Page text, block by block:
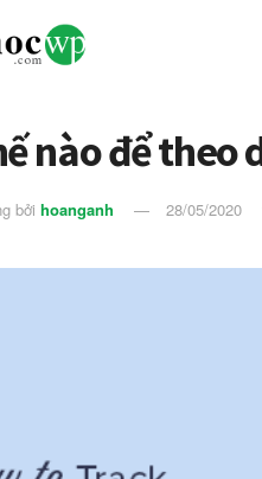
nào để theo
bởi hoanganh 28/05/2020